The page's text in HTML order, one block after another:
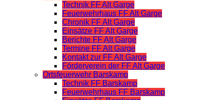
Technik FF Alt Garge
Feuerwehrhaus FF Alt Garge
Chronik FF Alt Garge
Einsätze FF Alt Garge
Berichte FF Alt Garge
Termine FF Alt Garge
Kontakt zur FF Alt Garge
Förderverein der FF Alt Garge
Ortsfeuerwehr Barskamp
Technik FF Barskamp
Feuerwehrhaus FF Barskamp